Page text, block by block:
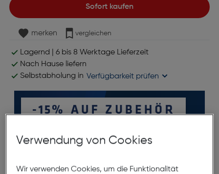
Sofort kaufen
merken vergleichen
Lagernd | 6 bis 8 Werktage Lieferzeit
Nach Hause liefern
Selbstabholung in Verfügbarkeit prüfen
*ausgenommen Objektive
Verwendung von Cookies
Wir verwenden Cookies, um die Funktionalität